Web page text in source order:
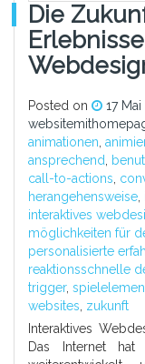
Die
Posted on 17
animationen,
ansprechend,
call-to-actions,
herangehensweise,
interaktives
möglichkeiten für
personalisierte
reaktionsschnelle
trigger,
websites, zukunft
Interaktives
Das Internet